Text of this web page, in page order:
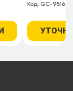
Код: GC-981677